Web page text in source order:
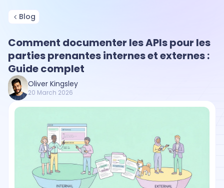
Blog
Comment documenter les APIs pour les
parties prenantes internes et externes :
Guide complet
Oliver Kingsley
20 March 2026